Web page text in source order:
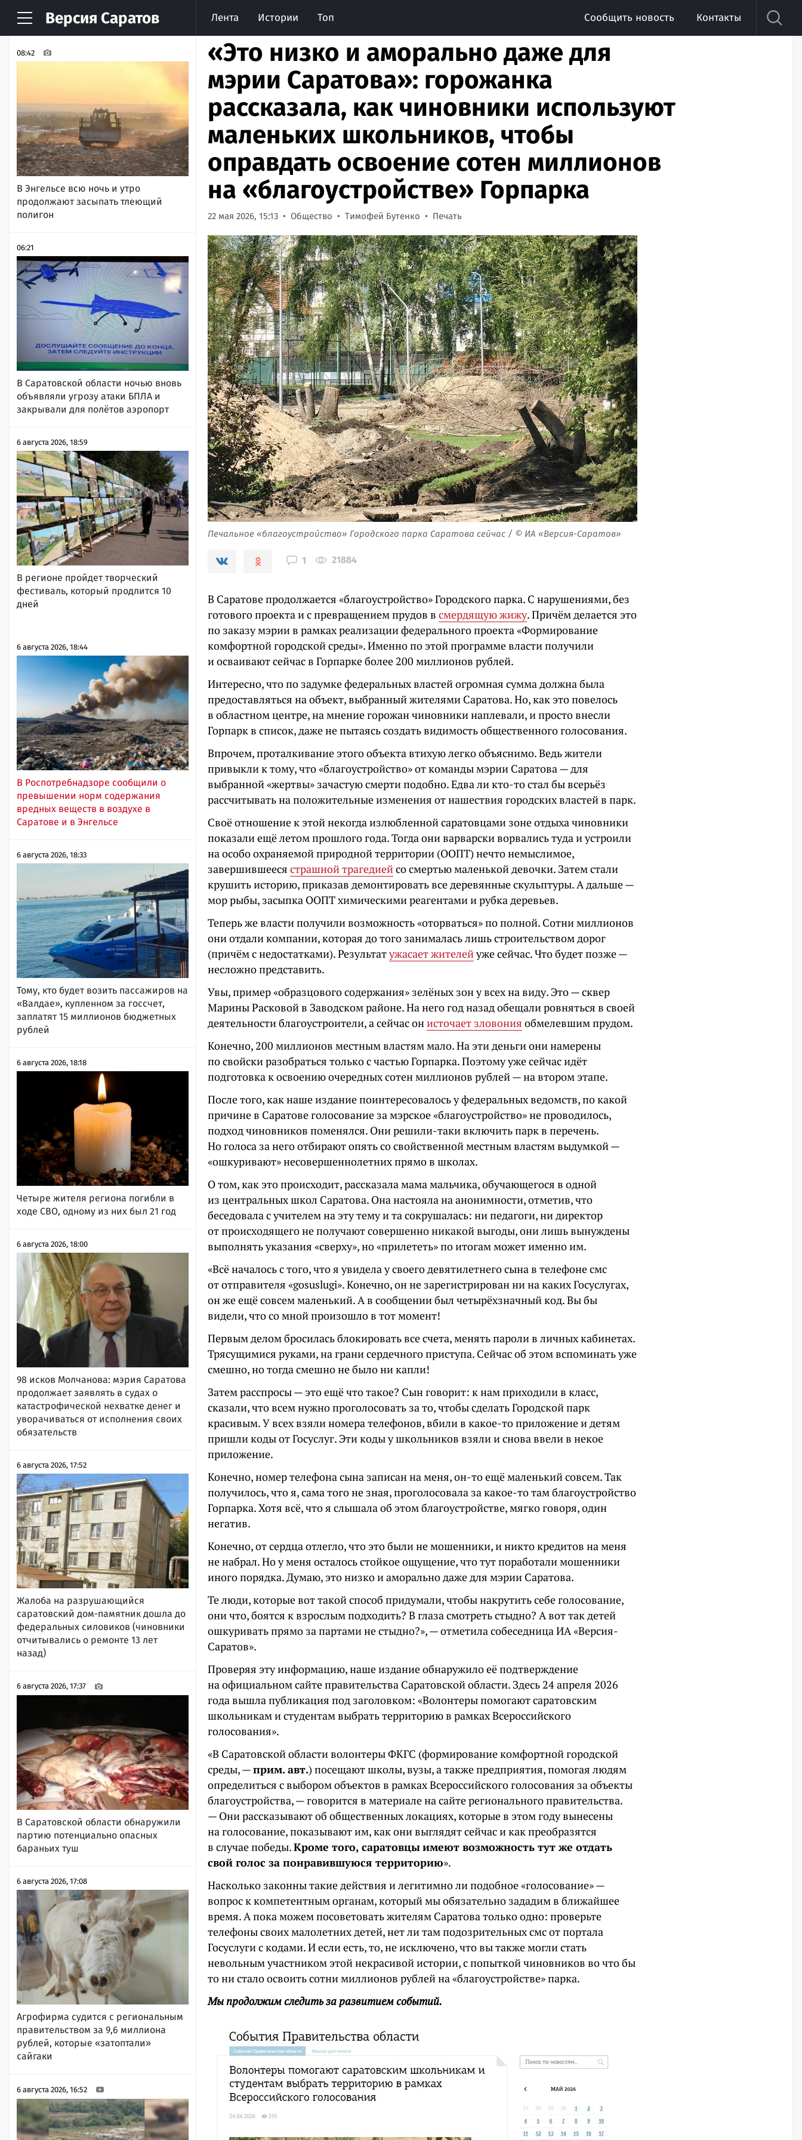
Версия Саратов Лента Истории Топ Сообщить новость Контакты
НОВОСТИ АРХИВ
08:42
В Энгельсе всю ночь и утро
продолжают засыпать тлеющий
полигон
06:21
В Саратовской области ночью вновь
объявляли угрозу атаки БПЛА и
закрывали для полётов аэропорт
6 августа 2026, 18:59
В регионе пройдет творческий
фестиваль, который продлится 10
дней
6 августа 2026, 18:44
В Роспотребнадзоре сообщили о
превышении норм содержания
вредных веществ в воздухе в
Саратове и в Энгельсе
6 августа 2026, 18:33
Тому, кто будет возить пассажиров на
«Валдае», купленном за госсчет,
заплатят 15 миллионов бюджетных
рублей
6 августа 2026, 18:18
Четыре жителя региона погибли в
ходе СВО, одному из них был 21 год
6 августа 2026, 18:00
98 исков Молчанова: мэрия Саратова
продолжает заявлять в судах о
катастрофической нехватке денег и
уворачиваться от исполнения своих
обязательств
6 августа 2026, 17:52
Жалоба на разрушающийся
саратовский дом-памятник дошла до
федеральных силовиков (чиновники
отчитывались о ремонте 13 лет
назад)
6 августа 2026, 17:37
В Саратовской области обнаружили
партию потенциально опасных
бараньих туш
6 августа 2026, 17:08
Агрофирма судится с региональным
правительством за 9,6 миллиона
рублей, которые «затоптали»
сайгаки
6 августа 2026, 16:52
«Это низко и аморально даже для
мэрии Саратова»: горожанка
рассказала, как чиновники используют
маленьких школьников, чтобы
оправдать освоение сотен миллионов
на «благоустройстве» Горпарка
22 мая 2026, 15:13 Общество Тимофей Бутенко Печать
Печальное «благоустройство» Городского парка Саратова сейчас / © ИА «Версия-Саратов»
1 21884
В Саратове продолжается «благоустройство» Городского парка. С нарушениями, без
готового проекта и с превращением прудов в смердящую жижу. Причём делается это
по заказу мэрии в рамках реализации федерального проекта «Формирование
комфортной городской среды». Именно по этой программе власти получили
и осваивают сейчас в Горпарке более 200 миллионов рублей.
Интересно, что по задумке федеральных властей огромная сумма должна была
предоставляться на объект, выбранный жителями Саратова. Но, как это повелось
в областном центре, на мнение горожан чиновники наплевали, и просто внесли
Горпарк в список, даже не пытаясь создать видимость общественного голосования.
Впрочем, проталкивание этого объекта втихую легко объяснимо. Ведь жители
привыкли к тому, что «благоустройство» от команды мэрии Саратова — для
выбранной «жертвы» зачастую смерти подобно. Едва ли кто-то стал бы всерьёз
рассчитывать на положительные изменения от нашествия городских властей в парк.
Своё отношение к этой некогда излюбленной саратовцами зоне отдыха чиновники
показали ещё летом прошлого года. Тогда они варварски ворвались туда и устроили
на особо охраняемой природной территории (ООПТ) нечто немыслимое,
завершившееся страшной трагедиейсо смертью маленькой девочки. Затем стали
крушить историю, приказав демонтировать все деревянные скульптуры. А дальше —
мор рыбы, засыпка ООПТ химическими реагентами и рубка деревьев.
Теперь же власти получили возможность «оторваться» по полной. Сотни миллионов
они отдали компании, которая до того занималась лишь строительством дорог
(причём с недостатками). Результатужасает жителейуже сейчас. Что будет позже —
несложно представить.
Увы, пример «образцового содержания» зелёных зон у всех на виду. Это — сквер
Марины Расковой в Заводском районе. На него год назад обещали ровняться в своей
деятельности благоустроители, а сейчас онисточает зловония обмелевшим прудом.
Конечно, 200 миллионов местным властям мало. На эти деньги они намерены
по свойски разобраться только с частью Горпарка. Поэтому уже сейчас идёт
подготовка к освоению очередных сотен миллионов рублей — на втором этапе.
После того, как наше издание поинтересовалось у федеральных ведомств, по какой
причине в Саратове голосование за мэрское «благоустройство» не проводилось,
подход чиновников поменялся. Они решили-таки включить парк в перечень.
Но голоса за него отбирают опять со свойственной местным властям выдумкой —
«ошкуривают» несовершеннолетних прямо в школах.
О том, как это происходит, рассказала мама мальчика, обучающегося в одной
из центральных школ Саратова. Она настояла на анонимности, отметив, что
беседовала с учителем на эту тему и та сокрушалась: ни педагоги, ни директор
от происходящего не получают совершенно никакой выгоды, они лишь вынуждены
выполнять указания «сверху», но «прилететь» по итогам может именно им.
«Всё началось с того, что я увидела у своего девятилетнего сына в телефоне смс
от отправителя «gosuslugi». Конечно, он не зарегистрирован ни на каких Госуслугах,
он же ещё совсем маленький. А в сообщении был четырёхзначный код. Вы бы
видели, что со мной произошло в тот момент!
Первым делом бросилась блокировать все счета, менять пароли в личных кабинетах.
Трясущимися руками, на грани сердечного приступа. Сейчас об этом вспоминать уже
смешно, но тогда смешно не было ни капли!
Затем расспросы — это ещё что такое? Сын говорит: к нам приходили в класс,
сказали, что всем нужно проголосовать за то, чтобы сделать Городской парк
красивым. У всех взяли номера телефонов, вбили в какое-то приложение и детям
пришли коды от Госуслуг. Эти коды у школьников взяли и снова ввели в некое
приложение.
Конечно, номер телефона сына записан на меня, он-то ещё маленький совсем. Так
получилось, что я, сама того не зная, проголосовала за какое-то там благоустройство
Горпарка. Хотя всё, что я слышала об этом благоустройстве, мягко говоря, один
негатив.
Конечно, от сердца отлегло, что это были не мошенники, и никто кредитов на меня
не набрал. Но у меня осталось стойкое ощущение, что тут поработали мошенники
иного порядка. Думаю, это низко и аморально даже для мэрии Саратова.
Те люди, которые вот такой способ придумали, чтобы накрутить себе голосование,
они что, боятся к взрослым подходить? В глаза смотреть стыдно? А вот так детей
ошкуривать прямо за партами не стыдно?», — отметила собеседница ИА «Версия-
Саратов».
Проверяя эту информацию, наше издание обнаружило её подтверждение
на официальном сайте правительства Саратовской области. Здесь 24 апреля 2026
года вышла публикация под заголовком: «Волонтеры помогают саратовским
школьникам и студентам выбрать территорию в рамках Всероссийского
голосования».
«В Саратовской области волонтеры ФКГС (формирование комфортной городской
среды, —прим. авт.) посещают школы, вузы, а также предприятия, помогая людям
определиться с выбором объектов в рамках Всероссийского голосования за объекты
благоустройства, — говорится в материале на сайте регионального правительства.
— Они рассказывают об общественных локациях, которые в этом году вынесены
на голосование, показывают им, как они выглядят сейчас и как преобразятся
в случае победы.Кроме того, саратовцыимеют возможность тут же отдать
свой голос за понравившуюся территорию».
Насколько законны такие действия и легитимно ли подобное «голосование» —
вопрос к компетентным органам, который мы обязательно зададим в ближайшее
время. А пока можем посоветовать жителям Саратова только одно: проверьте
телефоны своих малолетних детей, нет ли там подозрительных смс от портала
Госуслуги с кодами. И если есть, то, не исключено, что вы также могли стать
невольным участником этой некрасивой истории, с попыткой чиновников во что бы
то ни стало освоить сотни миллионов рублей на «благоустройстве» парка.
Мы продолжим следить за развитием событий.